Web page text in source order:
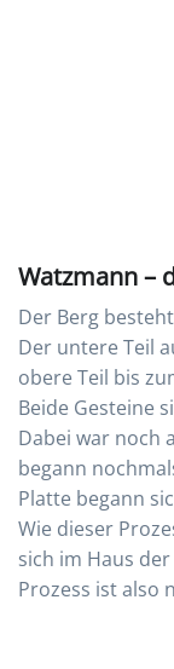
Watzmann –
Der Berg
Der untere Teil
obere Teil bis
Beide Gesteine
Dabei war noch
begann
Platte begann
Wie dieser
sich im Haus
Prozess ist also